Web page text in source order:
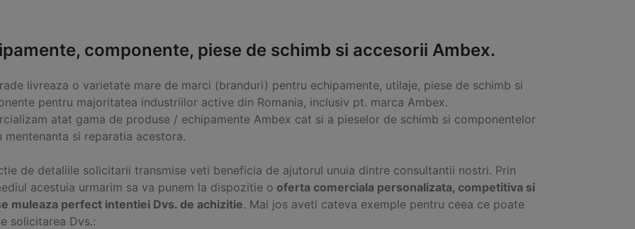
componente, piese de schimb si accesorii Ambex.
livreaza o varietate mare de marci (branduri) pentru echipamente, utilaje, piese de schimb si
pentru majoritatea industriilor active din Romania, inclusiv pt. marca Ambex.
atat gama de produse / echipamente Ambex cat si a pieselor de schimb si componentelor
mentenanta si reparatia acestora.
de detaliile solicitarii transmise veti beneficia de ajutorul unuia dintre consultantii nostri. Prin
acestuia urmarim sa va punem la dispozitie o oferta comerciala personalizata, competitiva si
muleaza perfect intentiei Dvs. de achizitie. Mai jos aveti cateva exemple pentru ceea ce poate
solicitarea Dvs.: